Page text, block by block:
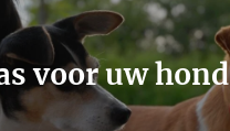
voor uw hond